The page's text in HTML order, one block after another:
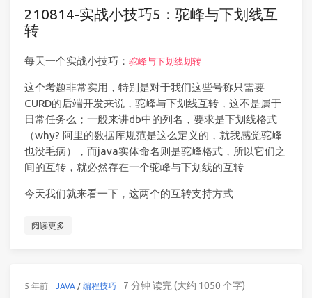
210814-实战小技巧5：驼峰与下划线互
转
每天一个实战小技巧： 驼峰与下划线划转
这个考题非常实用，特别是对于我们这些号称只需要
CURD的后端开发来说，驼峰与下划线互转，这不是属于
日常任务么；一般来讲db中的列名，要求是下划线格式
（why? 阿里的数据库规范是这么定义的，就我感觉驼峰
也没毛病），而java实体命名则是驼峰格式，所以它们之
间的互转，就必然存在一个驼峰与下划线的互转
今天我们就来看一下，这两个的互转支持方式
阅读更多
5 年前 JAVA/ 编程技巧 7 分钟 读完 (大约 1050 个字)